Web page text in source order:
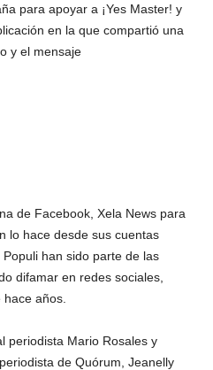
para apoyar a ¡Yes Master! y
en la que compartió una
y el mensaje
de Facebook, Xela News para
lo hace desde sus cuentas
han sido parte de las
difamar en redes sociales,
años.
periodista Mario Rosales y
de Quórum, Jeanelly